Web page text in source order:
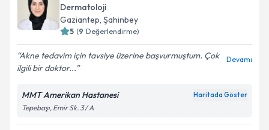
Dermatoloji
Gaziantep, Şahinbey
5 (9 Değerlendirme)
Akne tedavim için tavsiye üzerine başvurmuştum. Çok
ilgili bir doktor...
Devamı
MMT Amerikan Hastanesi Haritada Göster
Tepebaşı, Emir Sk. 3 / A